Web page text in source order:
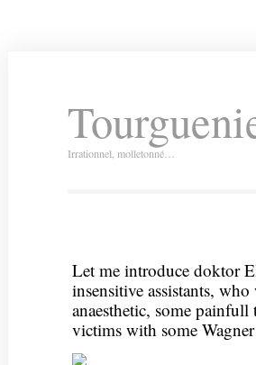
Irrationnel, molletonné…
Let me introduce doktor
insensitive assistants,
anaesthetic, some painfull
victims with some